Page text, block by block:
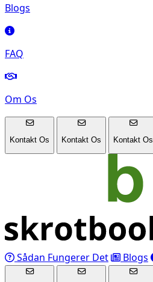
Blogs
FAQ
Om Os
Kontakt Os Kontakt Os Kontakt Os
Sådan Fungerer Det Blogs